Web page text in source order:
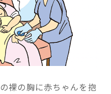
裸の胸に赤ちゃんを抱